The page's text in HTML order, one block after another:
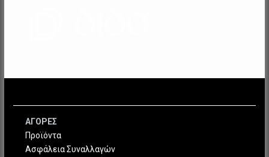
ΑΓΟΡΕΣ
Προϊόντα
Ασφάλεια Συναλλαγών